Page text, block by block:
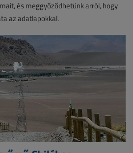
és meggyőződhetünk arról, hogy
az adatlapokkal.